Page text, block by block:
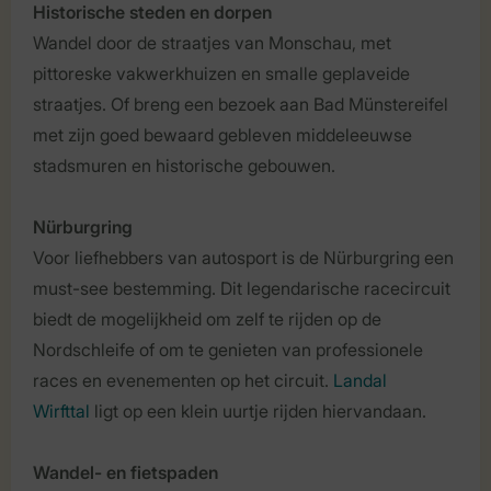
Historische steden en dorpen
Wandel door de straatjes van Monschau, met
pittoreske vakwerkhuizen en smalle geplaveide
straatjes. Of breng een bezoek aan Bad Münstereifel
met zijn goed bewaard gebleven middeleeuwse
stadsmuren en historische gebouwen.
Nürburgring
Voor liefhebbers van autosport is de Nürburgring een
must-see bestemming. Dit legendarische racecircuit
biedt de mogelijkheid om zelf te rijden op de
Nordschleife of om te genieten van professionele
races en evenementen op het circuit. Landal
Wirfttal ligt op een klein uurtje rijden hiervandaan.
Wandel- en fietspaden